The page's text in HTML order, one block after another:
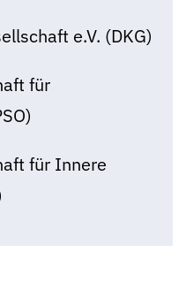
e.V. (DKG)
für
für Innere